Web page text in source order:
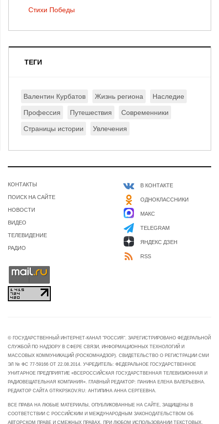
Стихи Победы
ТЕГИ
Валентин Курбатов Жизнь региона Наследие
Профессия Путешествия Современники
Страницы истории Увлечения
КОНТАКТЫ
ПОИСК НА САЙТЕ
НОВОСТИ
ВИДЕО
ТЕЛЕВИДЕНИЕ
РАДИО
В КОНТАКТЕ
ОДНОКЛАССНИКИ
МАКС
TELEGRAM
ЯНДЕКС ДЗЕН
RSS
© ГОСУДАРСТВЕННЫЙ ИНТЕРНЕТ-КАНАЛ "РОССИЯ". ЗАРЕГИСТРИРОВАНО ФЕДЕРАЛЬНОЙ
СЛУЖБОЙ ПО НАДЗОРУ В СФЕРЕ СВЯЗИ, ИНФОРМАЦИОННЫХ ТЕХНОЛОГИЙ И
МАССОВЫХ КОММУНИКАЦИЙ (РОСКОМНАДЗОР). СВИДЕТЕЛЬСТВО О РЕГИСТРАЦИИ СМИ
ЭЛ № ФС 77-59166 ОТ 22.08.2014. УЧРЕДИТЕЛЬ: ФЕДЕРАЛЬНОЕ ГОСУДАРСТВЕННОЕ
УНИТАРНОЕ ПРЕДПРИЯТИЕ «ВСЕРОССИЙСКАЯ ГОСУДАРСТВЕННАЯ ТЕЛЕВИЗИОННАЯ И
РАДИОВЕЩАТЕЛЬНАЯ КОМПАНИЯ». ГЛАВНЫЙ РЕДАКТОР: ПАНИНА ЕЛЕНА ВАЛЕРЬЕВНА.
РЕДАКТОР САЙТА GTRKPSKOV.RU: АНТИПИНА АННА СЕРГЕЕВНА.
ВСЕ ПРАВА НА ЛЮБЫЕ МАТЕРИАЛЫ, ОПУБЛИКОВАННЫЕ НА САЙТЕ, ЗАЩИЩЕНЫ В
СООТВЕТСТВИИ С РОССИЙСКИМ И МЕЖДУНАРОДНЫМ ЗАКОНОДАТЕЛЬСТВОМ ОБ
АВТОРСКОМ ПРАВЕ И СМЕЖНЫХ ПРАВАХ. ПРИ ЛЮБОМ ИСПОЛЬЗОВАНИИ ТЕКСТОВЫХ,